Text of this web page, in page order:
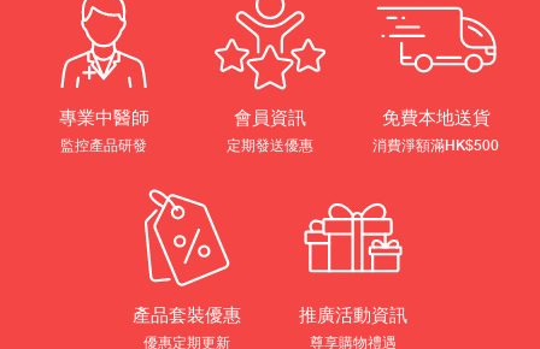
專業中醫師
監控產品研發
會員資訊
定期發送優惠
免費本地送貨
消費淨額滿HK$500
產品套裝優惠
優惠定期更新
推廣活動資訊
尊享購物禮遇